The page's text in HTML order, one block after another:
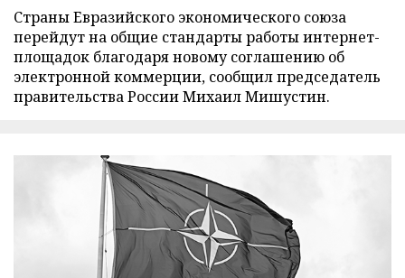
Страны Евразийского экономического союза
перейдут на общие стандарты работы интернет-
площадок благодаря новому соглашению об
электронной коммерции, сообщил председатель
правительства России Михаил Мишустин.